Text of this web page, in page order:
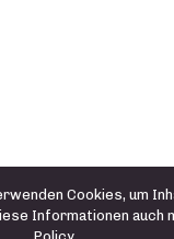
Cookies, um
Informationen